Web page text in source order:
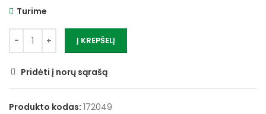
Turime
Į KREPŠELĮ
Pridėti į norų sąrašą
Produkto kodas: 172049